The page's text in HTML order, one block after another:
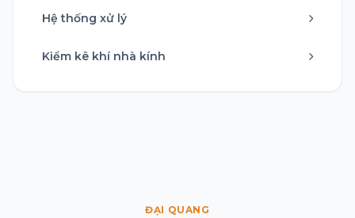
Hệ thống xử lý
Kiểm kê khí nhà kính
ĐẠI QUANG